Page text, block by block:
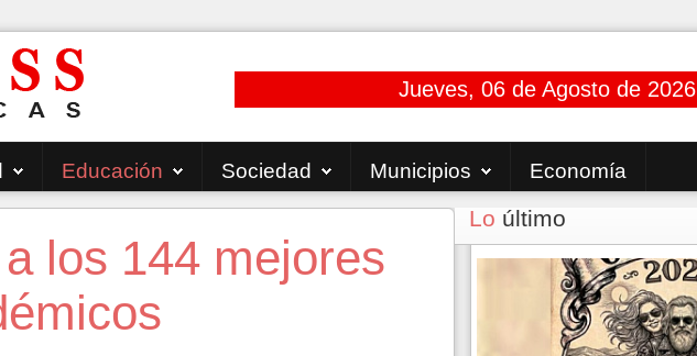
Jueves, 06 de Agosto de 2026
Educación Sociedad Municipios Economía
los 144 mejores
Lo último